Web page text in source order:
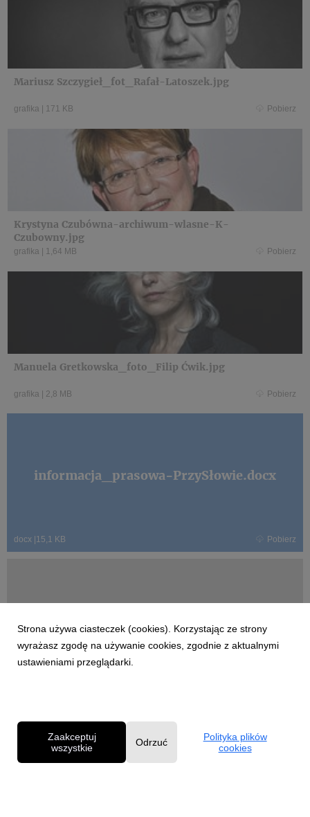
Mariusz Szczygieł_fot_Rafał-Latoszek.jpg
grafika 171 KB Pobierz
Krystyna Czubówna-archiwum-wlasne-K-
Czubowny.jpg
grafika 1,64 MB Pobierz
Manuela Gretkowska_foto_Filip Ćwik.jpg
grafika 2,8 MB Pobierz
informacja_prasowa-PrzySłowie.docx
docx 15,1 KB Pobierz
Elzbieta-Szymanska-PrzySLOWIE.mp3
Strona używa ciasteczek (cookies). Korzystając ze strony
wyrażasz zgodę na używanie cookies, zgodnie z aktualnymi
ustawieniami przeglądarki.
Zaakceptuj
wszystkie
Odrzuć
Polityka plików
cookies